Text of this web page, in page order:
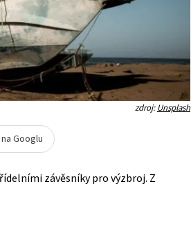
zdroj:Unsplash
Googlu
závěsníky pro výzbroj. Z